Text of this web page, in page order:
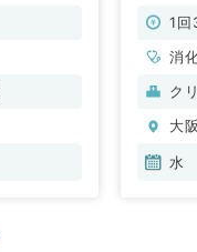
（消
1
消
ク
大
水